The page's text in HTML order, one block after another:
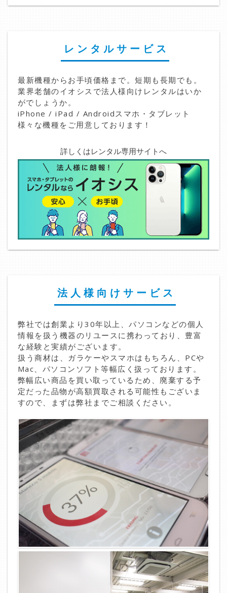
レンタルサービス
最新機種からお手頃価格まで。短期も長期でも。
業界老舗のイオシスで法人様向けレンタルはいか
がでしょうか。
iPhone / iPad / Androidスマホ・タブレット
様々な機種をご用意しております！
詳しくはレンタル専用サイトへ
法人様向けサービス
弊社では創業より30年以上、パソコンなどの個人
情報を扱う機器のリユースに携わっており、豊富
な経験と実績がございます。
扱う商材は、ガラケーやスマホはもちろん、PCや
Mac、パソコンソフト等幅広く扱っております。
弊幅広い商品を買い取っているため、廃棄する予
定だった品物が高額買取される可能性もございま
すので、まずは弊社までご相談ください。